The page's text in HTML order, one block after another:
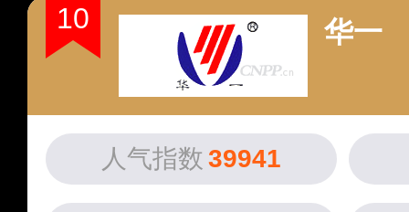
10 华一
人气指数 39941